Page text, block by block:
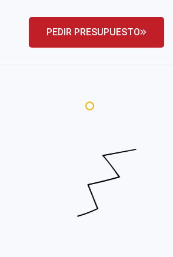
PEDIR PRESUPUESTO